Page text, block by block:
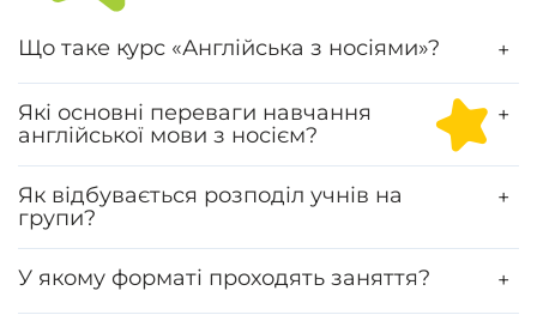
Що таке курс «Англійська з носіями»? +
Які основні переваги навчання
англійської мови з носієм?
+
Як відбувається розподіл учнів на
групи?
+
У якому форматі проходять заняття? +